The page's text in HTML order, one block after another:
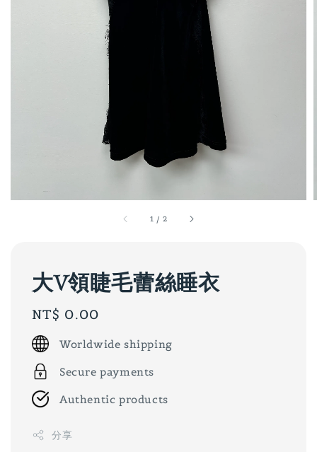
1 / 2
大V領睫毛蕾絲睡衣
Regular
price
NT$ 0.00
Worldwide shipping
Secure payments
Authentic products
分享